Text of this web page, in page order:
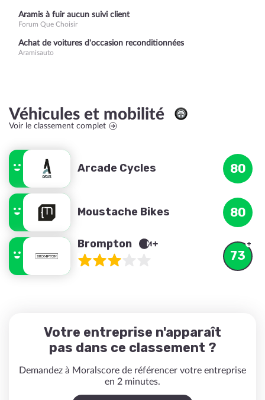
Aramis à fuir aucun suivi client
Forum Que Choisir
Achat de voitures d'occasion reconditionnées
Aramisauto
Véhicules et mobilité
Voir le classement complet
Arcade Cycles 80
Moustache Bikes 80
Brompton
73
Votre entreprise n'apparaît
pas dans ce classement ?
Demandez à Moralscore de référencer votre entreprise
en 2 minutes.